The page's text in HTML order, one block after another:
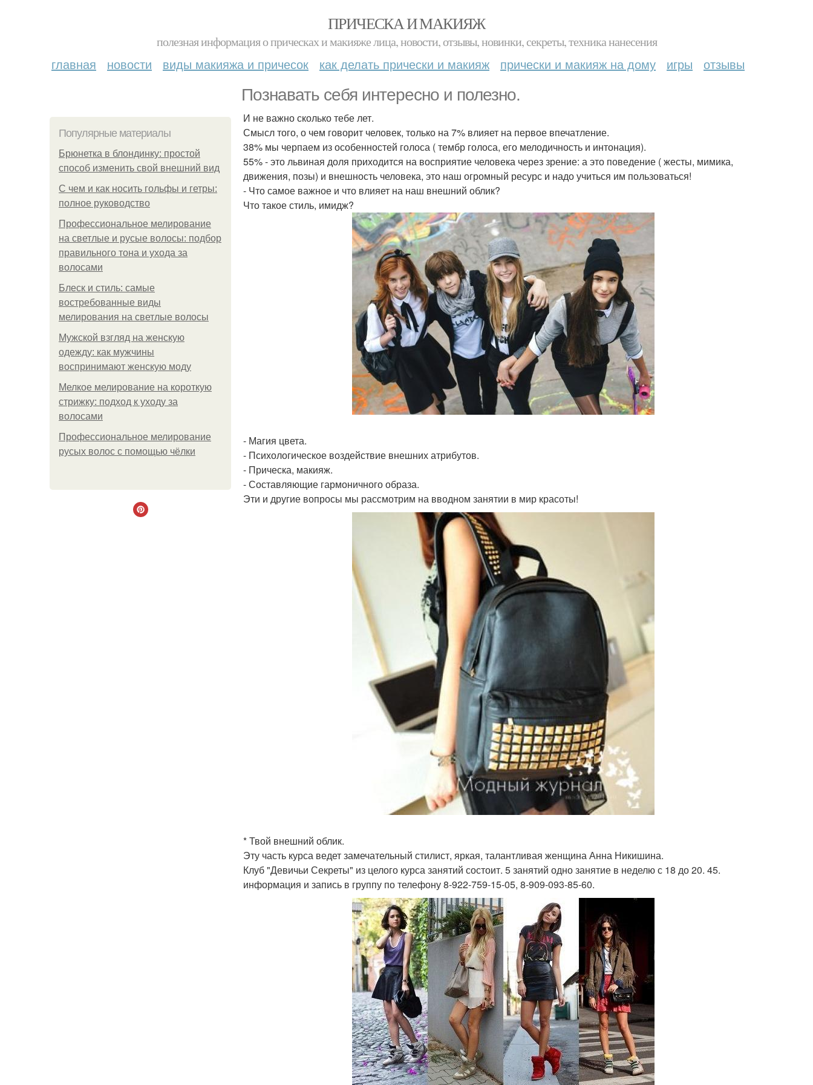
ПРИЧЕСКА И МАКИЯЖ
полезная информация о прическах и макияже лица, новости, отзывы, новинки, секреты, техника нанесения
главная новости виды макияжа и причесок как делать прически и макияж прически и макияж на дому игры отзывы
Познавать себя интересно и полезно.
Популярные материалы
Брюнетка в блондинку: простой
способ изменить свой внешний вид
С чем и как носить гольфы и гетры:
полное руководство
Профессиональное мелирование
на светлые и русые волосы: подбор
правильного тона и ухода за
волосами
Блеск и стиль: самые
востребованные виды
мелирования на светлые волосы
Мужской взгляд на женскую
одежду: как мужчины
воспринимают женскую моду
Мелкое мелирование на короткую
стрижку: подход к уходу за
волосами
Профессиональное мелирование
русых волос с помощью чёлки
И не важно сколько тебе лет.
Смысл того, о чем говорит человек, только на 7% влияет на первое впечатление.
38% мы черпаем из особенностей голоса ( тембр голоса, его мелодичность и интонация).
55% - это львиная доля приходится на восприятие человека через зрение: а это поведение ( жесты, мимика,
движения, позы) и внешность человека, это наш огромный ресурс и надо учиться им пользоваться!
- Что самое важное и что влияет на наш внешний облик?
Что такое стиль, имидж?
- Магия цвета.
- Психологическое воздействие внешних атрибутов.
- Прическа, макияж.
- Составляющие гармоничного образа.
Эти и другие вопросы мы рассмотрим на вводном занятии в мир красоты!
* Твой внешний облик.
Эту часть курса ведет замечательный стилист, яркая, талантливая женщина Анна Никишина.
Клуб "Девичьи Секреты" из целого курса занятий состоит. 5 занятий одно занятие в неделю с 18 до 20. 45.
информация и запись в группу по телефону 8-922-759-15-05, 8-909-093-85-60.